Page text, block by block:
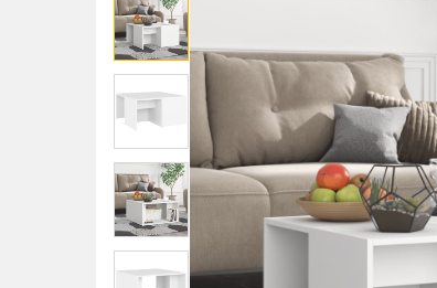
Producto para mascotas
y animales